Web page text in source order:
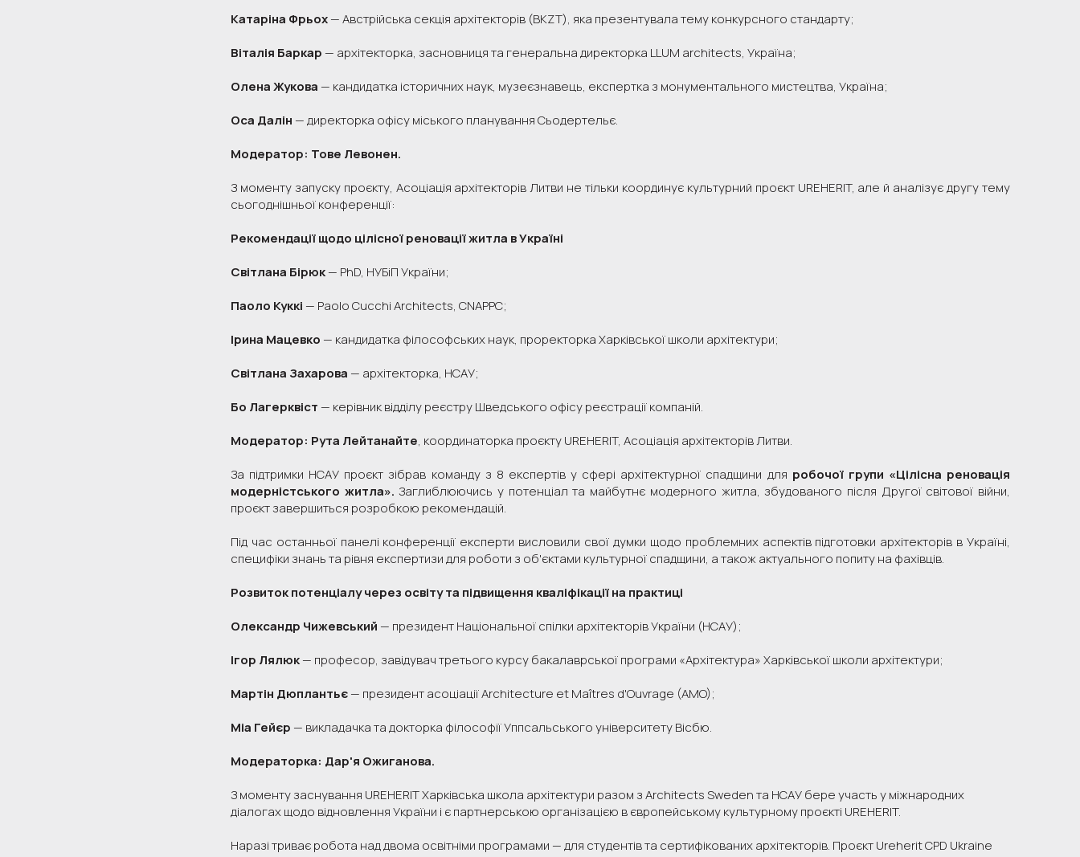
Катаріна Фрьох— Австрійська секція архітекторів (BKZT), яка презентувала тему конкурсного стандарту;
Віталія Баркар — архітекторка, засновниця та генеральна директорка LLUM architects, Україна;
Олена Жукова — кандидатка історичних наук, музеєзнавець, експертка з монументального мистецтва, Україна;
Оса Далін — директорка офісу міського планування Сьодертельє.
Модератор: Тове Левонен.
З моменту запуску проєкту, Асоціація архітекторів Литви не тільки координує культурний проєкт UREHERIT, але й аналізує другу тему
сьогоднішньої конференції:
Рекомендації щодо цілісної реновації житла в Україні
Світлана Бірюк— PhD, НУБіП України;
Паоло Куккі — Paolo Cucchi Architects, CNAPPC;
Ірина Мацевко — кандидатка філософських наук, проректорка Харківської школи архітектури;
Світлана Захарова — архітекторка, НСАУ;
Бо Лагерквіст — керівник відділу реєстру Шведського офісу реєстрації компаній.
Модератор: Рута Лейтанайте, координаторка проєкту UREHERIT, Асоціація архітекторів Литви.
За підтримки НСАУ проєкт зібрав команду з 8 експертів у сфері архітектурної спадщини для робочої групи «Цілісна реновація
модерністського житла». Заглиблюючись у потенціал та майбутнє модерного житла, збудованого після Другої світової війни,
проєкт завершиться розробкою рекомендацій.
Під час останньої панелі конференції експерти висловили свої думки щодо проблемних аспектів підготовки архітекторів в Україні,
специфіки знань та рівня експертизи для роботи з об'єктами культурної спадщини, а також актуального попиту на фахівців.
Розвиток потенціалу через освіту та підвищення кваліфікації на практиці
Олександр Чижевський — президент Національної спілки архітекторів України (НСАУ);
Ігор Лялюк— професор, завідувач третього курсу бакалаврської програми «Архітектура» Харківської школи архітектури;
Мартін Дюплантьє— президент асоціації Architecture et Maîtres d'Ouvrage (AMO);
Міа Гейєр — викладачка та докторка філософії Уппсальського університету Вісбю.
Модераторка: Дар'я Ожиганова.
З моменту заснування UREHERIT Харківська школа архітектури разом з Architects Sweden та НСАУ бере участь у міжнародних
діалогах щодо відновлення України і є партнерською організацією в європейському культурному проєкті UREHERIT.
Наразі триває робота над двома освітніми програмами — для студентів та сертифікованих архітекторів. Проєкт Ureherit CPD Ukraine